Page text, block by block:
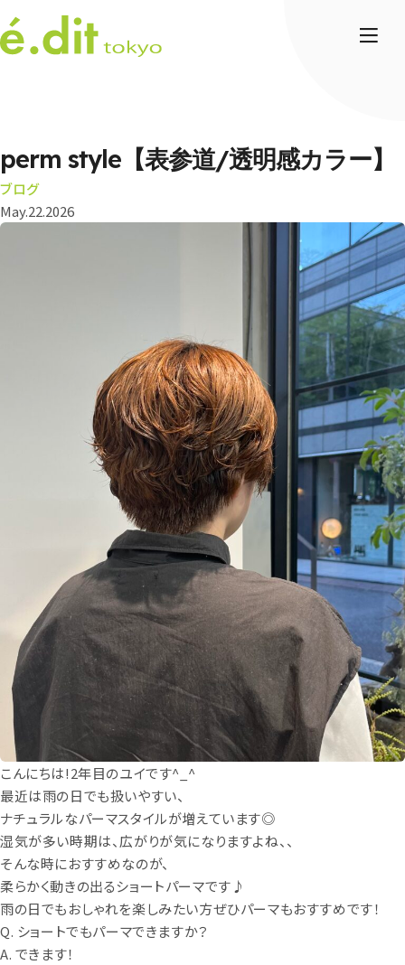
perm style【表参道/透明感カラー】
ブログ
May.22.2026
こんにちは!2年目のユイです^_^
最近は雨の日でも扱いやすい、
ナチュラルなパーマスタイルが増えています◎
湿気が多い時期は、広がりが気になりますよね、、
そんな時におすすめなのが、
柔らかく動きの出るショートパーマです♪
雨の日でもおしゃれを楽しみたい方ぜひパーマもおすすめです！
Q. ショートでもパーマできますか？
A. できます！